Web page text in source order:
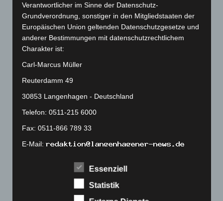
Juni 2022
(167)
Mai 2022(177)
April 2022(198)
Januar 2022(190)
Dezember 2021(204)
November 2021(215)
Oktober 2021(171)
September 2021(180)
(154)
Verantwortlicher im Sinne der Datenschutz-
Grundverordnung, sonstiger in den Mitgliedstaaten der
Europäischen Union geltenden Datenschutzgesetze und
anderer Bestimmungen mit datenschutzrechtlichem
Charakter ist:
Carl-Marcus Müller
Reuterdamm 49
30853 Langenhagen - Deutschland
Telefon: 0511-215 6000
Fax: 0511-866 789 33
E-Mail:
Die Internetseiten verwenden Cookies. Cookies sind
Textdateien, welche über einen Internetbrowser auf
Essenziell
Statistik